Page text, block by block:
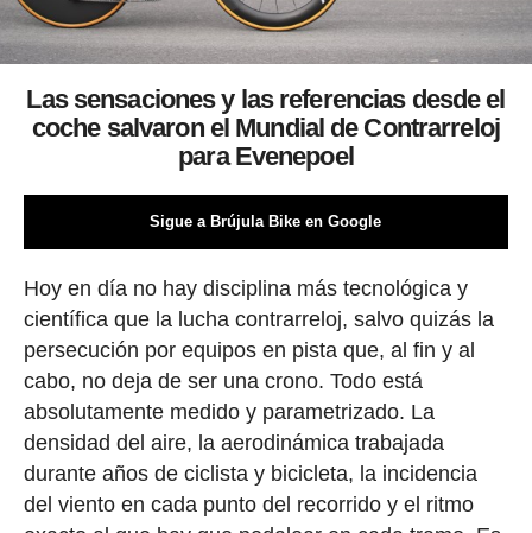
Las sensaciones y las referencias desde el
coche salvaron el Mundial de Contrarreloj
para Evenepoel
Sigue a Brújula Bike en Google
Hoy en día no hay disciplina más tecnológica y
científica que la lucha contrarreloj, salvo quizás la
persecución por equipos en pista que, al fin y al
cabo, no deja de ser una crono. Todo está
absolutamente medido y parametrizado. La
densidad del aire, la aerodinámica trabajada
durante años de ciclista y bicicleta, la incidencia
del viento en cada punto del recorrido y el ritmo